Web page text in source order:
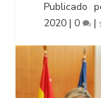
Publicado
2020 |0 |